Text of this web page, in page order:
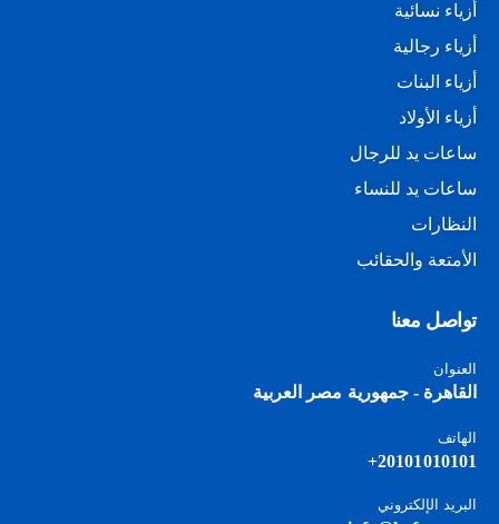
أزياء نسائية
أزياء رجالية
أزياء البنات
أزياء الأولاد
ساعات يد للرجال
ساعات يد للنساء
النظارات
الأمتعة والحقائب
تواصل معنا
العنوان
القاهرة - جمهورية مصر العربية
الهاتف
20101010101+
البريد الإلكتروني